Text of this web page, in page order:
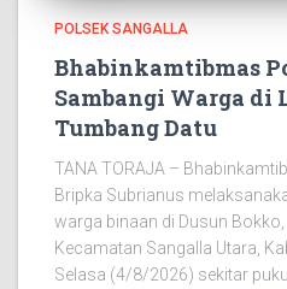
POLSEK SANGALLA
Bhabinkamtibmas
Sambangi Warga di
Tumbang Datu
TANA TORAJA –
Bripka Subrianus
warga binaan di Dusun
Kecamatan Sangalla Utara,
Selasa (4/8/2026) sekitar